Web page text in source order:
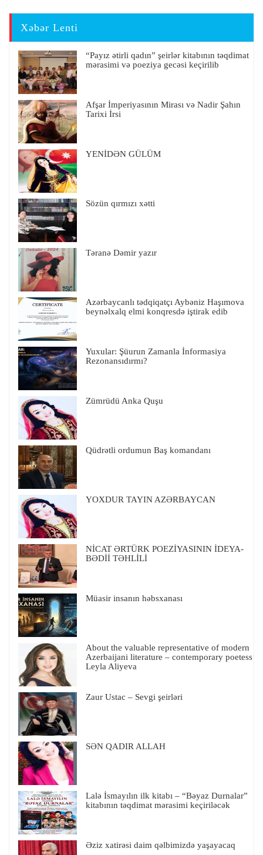
Xəbər Lenti
“Payız ətirli qadın” şeirlər kitabının təqdimat
mərasimi və poeziya gecəsi keçirilib
Afşar İmperiyasının Mirası və Nadir Şahın
Tarixi İrsi
YENİDƏN GÜLÜM
Sözün qırmızı xətti
Təranə Dəmir yazır
Azərbaycanlı tədqiqatçı Aybəniz Haşımova
beynəlxalq elmi konqresdə iştirak edib
Yuxular: Şüurun Zamanla İnformasiya
Rezonansıdırmı?
Zümrüdü Anka Quşu
Qüdrətli ordumun Baş komandanı
YOXDUR TAYIN AZƏRBAYCAN
NİCAT ƏRTÜRK POEZİYASININ İDEYA-
BƏDİİ TƏHLİLİ
Müasir insanın həbsxanası
About the valuable representative of modern
Azerbaijani literature – contemporary poetess
Leyla Aliyeva
Zaur Ustac – Sevgi şeirləri
SƏN QADIR ALLAH
Lalə İsmayılın ilk kitabı – “Bəyaz Durnalar”
kitabının təqdimat mərasimi keçiriləcək
Əziz xatirəsi daim qəlbimizdə yaşayacaq